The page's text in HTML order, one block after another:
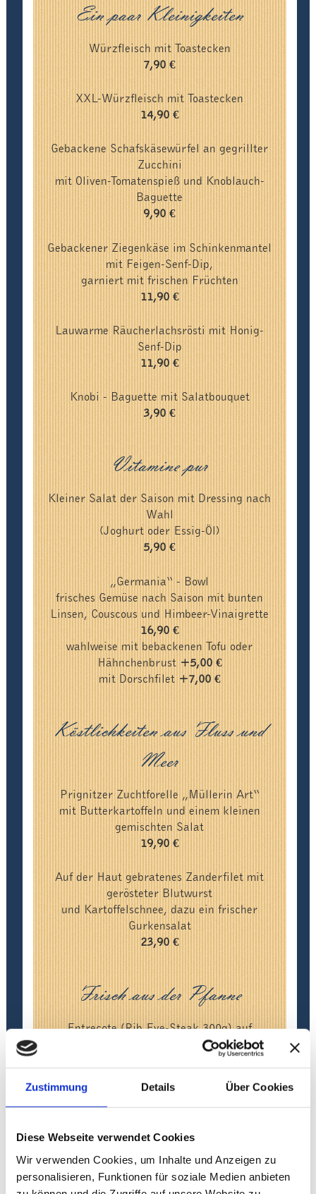
Zustimmung Details Über Cookies
Diese Webseite verwendet Cookies
Wir verwenden Cookies, um Inhalte und Anzeigen zu
personalisieren, Funktionen für soziale Medien anbieten
Ein paar Kleinigkeiten
Würzfleisch mit Toastecken
7,90 €
XXL-Würzfleisch mit Toastecken
14,90 €
Gebackene Schafskäsewürfel an gegrillter
Zucchini
mit Oliven-Tomatenspieß und Knoblauch-
Baguette
9,90 €
Gebackener Ziegenkäse im Schinkenmantel
mit Feigen-Senf-Dip,
garniert mit frischen Früchten
11,90 €
Lauwarme Räucherlachsrösti mit Honig-
Senf-Dip
11,90 €
Knobi - Baguette mit Salatbouquet
3,90 €
Vitamine pur
Kleiner Salat der Saison mit Dressing nach
Wahl
(Joghurt oder Essig-Öl)
5,90 €
„Germania“ - Bowl
frisches Gemüse nach Saison mit bunten
Linsen, Couscous und Himbeer-Vinaigrette
16,90 €
wahlweise mit bebackenen Tofu oder
Hähnchenbrust+5,00 €
mit Dorschfilet+7,00 €
Köstlichkeiten aus Fluss und
Meer
Prignitzer Zuchtforelle „Müllerin Art“
mit Butterkartoffeln und einem kleinen
gemischten Salat
19,90 €
Auf der Haut gebratenes Zanderfilet mit
gerösteter Blutwurst
und Kartoffelschnee, dazu ein frischer
Gurkensalat
23,90 €
Frisch aus der Pfanne
Entrecote (Rib Eye-Steak 300g) auf
mit Prinzessbohnen und Kartoffelecken mit
32,90 €
mit frischen Rahmchampignons und
Kartoffelkroketten
21,90 €